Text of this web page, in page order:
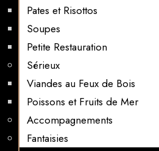
Pates et Risottos
Soupes
Petite Restauration
Sérieux
Viandes au Feux de Bois
Poissons et Fruits de Mer
Accompagnements
Fantaisies